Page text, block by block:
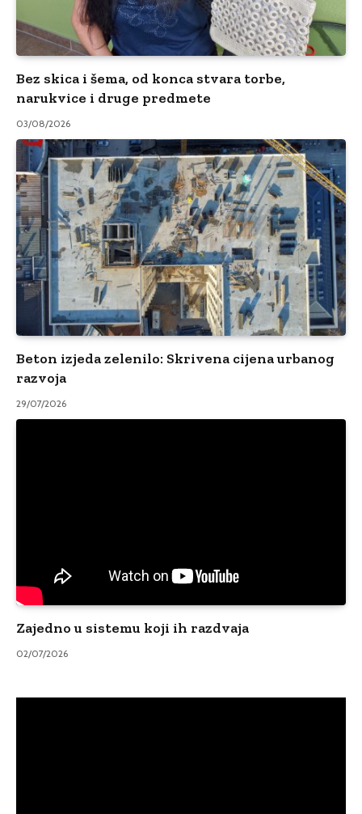
Bez skica i šema, od konca stvara torbe,
narukvice i druge predmete
03/08/2026
Beton izjeda zelenilo: Skrivena cijena urbanog
razvoja
29/07/2026
Zajedno u sistemu koji ih razdvaja
02/07/2026